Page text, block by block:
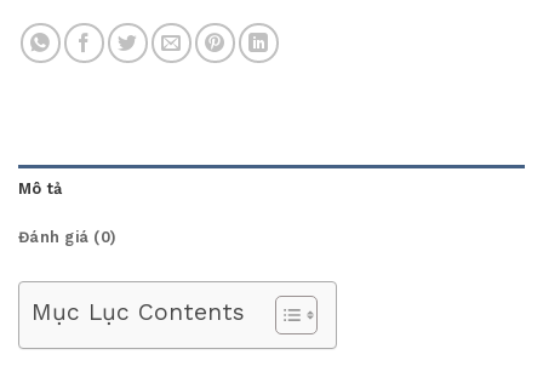
Mô tả
Đánh giá (0)
Mục Lục Contents